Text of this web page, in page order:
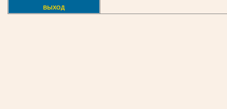
ВЫХОД